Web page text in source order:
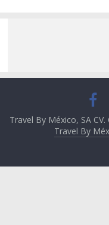
Travel By México, SA
Travel By